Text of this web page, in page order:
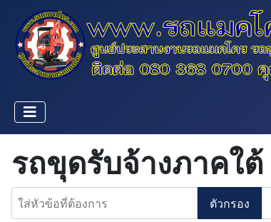
รถขุดรับจ้างภาคใต้
ใส่หัวข้อที่ต้องการ
ตัวกรอง